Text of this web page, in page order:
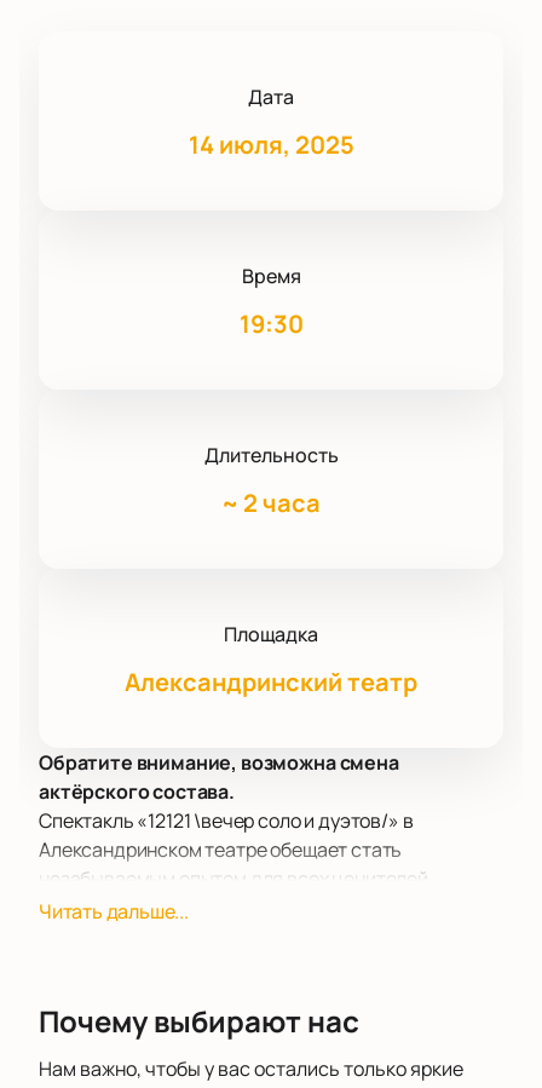
Дата
14 июля, 2025
Время
19:30
Длительность
~ 2 часа
Площадка
Александринский театр
Обратите внимание, возможна смена
актёрского состава.
Спектакль «12121 \вечер соло и дуэтов/» в
Александринском театре обещает стать
незабываемым опытом для всех ценителей
современного танца. В этот вечер на сцене
как средство выражения чувств и мыслей.
наиболее престижных театральных площадок
Читать дальше...
Почему выбирают нас
Нам важно, чтобы у вас остались только яркие